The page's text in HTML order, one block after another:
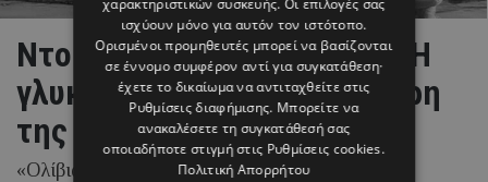
Ντορέττα Παπαδημητρίου: Η
γλυκιά ανάρτηση με την κόρη
της Μαίρης Συνατσάκη
«Ολίβια, σ’ αγαπώ»
ισχύουν μόνο για αυτόν τον ιστότοπο.
Ορισμένοι προμηθευτές μπορεί να βασίζονται
σε έννομο συμφέρον αντί για συγκατάθεση·
έχετε το δικαίωμα να αντιταχθείτε στις
Ρυθμίσεις διαφήμισης. Μπορείτε να
ανακαλέσετε τη συγκατάθεσή σας
οποιαδήποτε στιγμή στις Ρυθμίσεις cookies.
Πολιτική Απορρήτου